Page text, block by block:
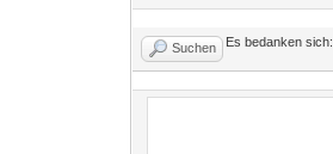
Suchen Es bedanken sich: